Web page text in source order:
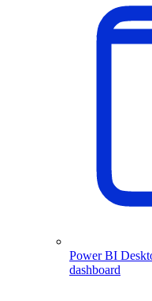
Power BI
dashboard